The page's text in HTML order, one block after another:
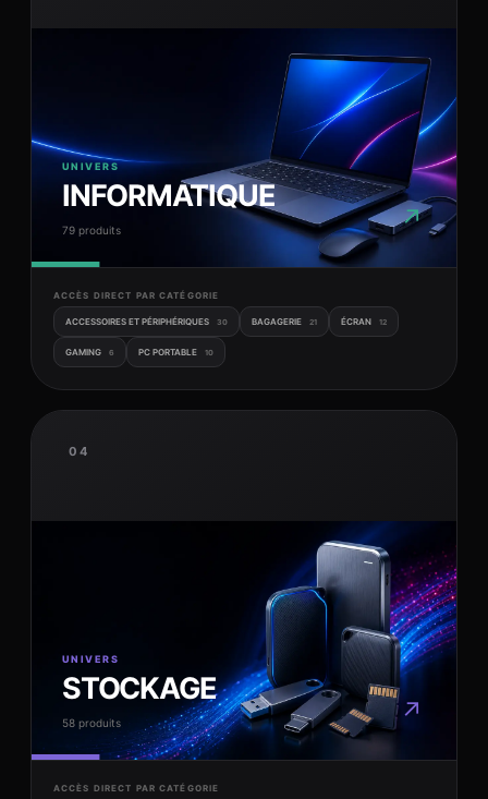
UNIVERS
INFORMATIQUE
79 produits ↗
ACCÈS DIRECT PAR CATÉGORIE
ACCESSOIRES ET PÉRIPHÉRIQUES 30 BAGAGERIE 21 ÉCRAN 12
GAMING 6 PC PORTABLE 10
04
UNIVERS
STOCKAGE
58 produits ↗
ACCÈS DIRECT PAR CATÉGORIE